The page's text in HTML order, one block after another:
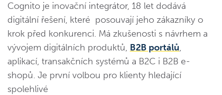
Cognito je inovační integrátor, 18 let dodává
digitální řešení, které posouvají jeho zákazníky o
krok před konkurenci. Má zkušenosti s návrhem a
vývojem digitálních produktů, B2B portálů,
aplikací, transakčních systémů a B2C i B2B e-
shopů. Je první volbou pro klienty hledající
spolehlivé